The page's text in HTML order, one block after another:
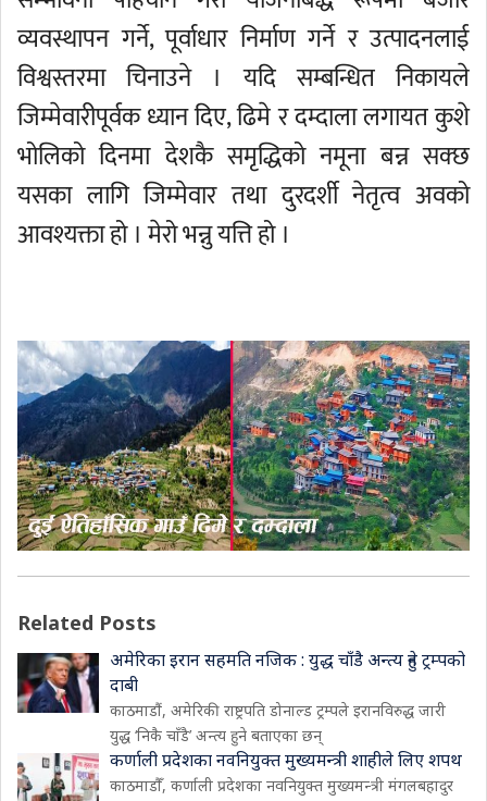
व्यवस्थापन गर्ने, पूर्वाधार निर्माण गर्ने र उत्पादनलाई
विश्वस्तरमा चिनाउने । यदि सम्बन्धित निकायले
जिम्मेवारीपूर्वक ध्यान दिए, ढिमे र दम्दाला लगायत कुशे
भोलिको दिनमा देशकै समृद्धिको नमूना बन्न सक्छ
यसका लागि जिम्मेवार तथा दुरदर्शी नेतृत्व अवको
आवश्यक्ता हो । मेरो भन्नु यत्ति हो ।
Related Posts
अमेरिका इरान सहमति नजिक : युद्ध चाँडै अन्त्य हुने ट्रम्पको
दाबी
काठमाडौं, अमेरिकी राष्ट्रपति डोनाल्ड ट्रम्पले इरानविरुद्ध जारी
युद्ध ‘निकै चाँडै’ अन्त्य हुने बताएका छन्
कर्णाली प्रदेशका नवनियुक्त मुख्यमन्त्री शाहीले लिए शपथ
काठमाडौँ, कर्णाली प्रदेशका नवनियुक्त मुख्यमन्त्री मंगलबहादुर